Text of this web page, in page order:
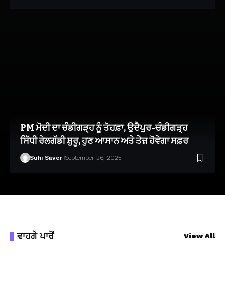
PM ਮੋਦੀ ਦਾ ਚੰਡੀਗੜ੍ਹ ਨੂੰ ਤੋਹਫ਼ਾ, ਉਦੈਪੁਰ-ਚੰਡੀਗੜ੍ਹ
ਸਿੱਧੀ ਰੇਲਗੱਡੀ ਸ਼ੁਰੂ, ਹੁਣ ਆਸਾਨ ਅਤੇ ਤੇਜ਼ ਹੋਵੇਗਾ ਸਫ਼ਰ
Suhi Saver September 26, 2025
ਵਾਹਗੇ ਪਾਰੋਂ View All